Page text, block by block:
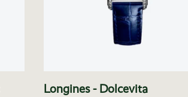
Longines - Dolcevita